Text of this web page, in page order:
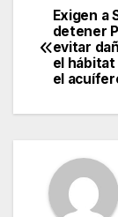
de
Exigen a
detener
evitar
el hábitat
el